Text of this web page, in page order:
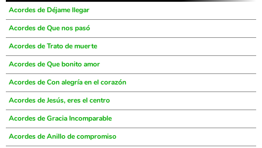
Acordes de Déjame llegar
Acordes de Que nos pasó
Acordes de Trato de muerte
Acordes de Que bonito amor
Acordes de Con alegría en el corazón
Acordes de Jesús, eres el centro
Acordes de Gracia Incomparable
Acordes de Anillo de compromiso